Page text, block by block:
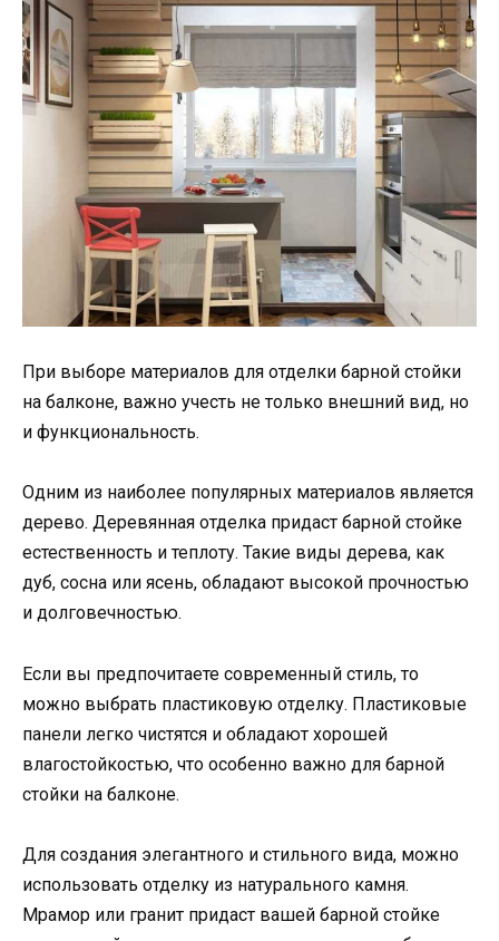
При выборе материалов для отделки барной стойки
на балконе, важно учесть не только внешний вид, но
и функциональность.
Одним из наиболее популярных материалов является
дерево. Деревянная отделка придаст барной стойке
естественность и теплоту. Такие виды дерева, как
дуб, сосна или ясень, обладают высокой прочностью
и долговечностью.
Если вы предпочитаете современный стиль, то
можно выбрать пластиковую отделку. Пластиковые
панели легко чистятся и обладают хорошей
влагостойкостью, что особенно важно для барной
стойки на балконе.
Для создания элегантного и стильного вида, можно
использовать отделку из натурального камня.
Мрамор или гранит придаст вашей барной стойке